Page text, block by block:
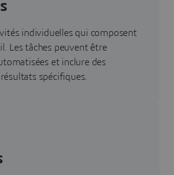
individuelles qui composent
Les tâches peuvent être
et inclure des
spécifiques.